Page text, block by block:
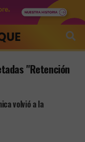
"Retención
volvió a la